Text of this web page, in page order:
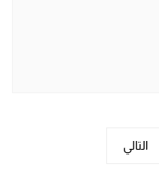
التالي